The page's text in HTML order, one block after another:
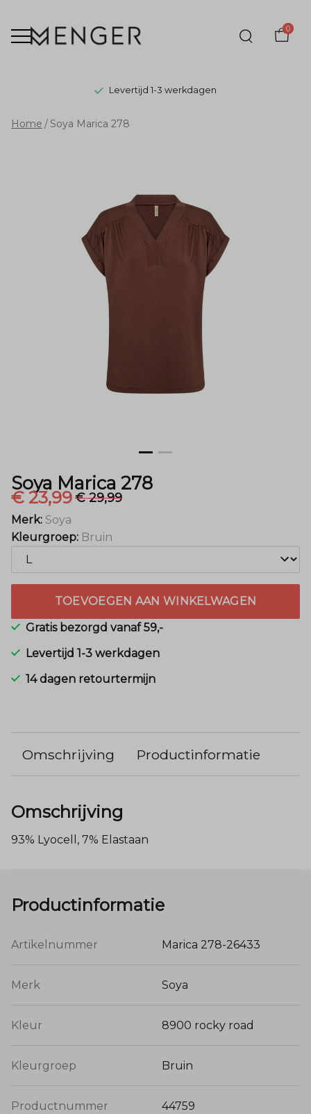
0
Levertijd 1-3 werkdagen
Soya
Menger
Home Soya Marica 278
Soya Marica 278
€ 23,99€ 29,99
Merk: Soya
Kleurgroep: Bruin
TOEVOEGEN AAN WINKELWAGEN
Gratis bezorgd vanaf 59,-
Levertijd 1-3 werkdagen
14 dagen retourtermijn
Omschrijving Productinformatie
Omschrijving
93% Lyocell, 7% Elastaan
Productinformatie
Artikelnummer Marica 278-26433
Merk Soya
Kleur 8900 rocky road
Kleurgroep Bruin
Productnummer 44759